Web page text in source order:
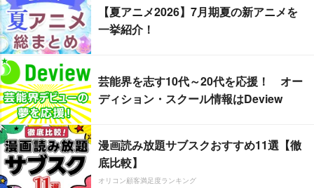
【夏アニメ2026】7月期夏の新アニメを
一挙紹介！
芸能界を志す10代～20代を応援！ オー
ディション・スクール情報はDeview
漫画読み放題サブスクおすすめ11選【徹
底比較】
オリコン顧客満足度ランキング